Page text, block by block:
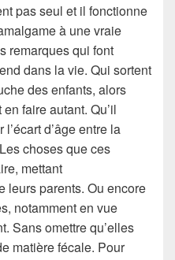
pas seul et il fonctionne
à une vraie
remarques qui font
dans la vie. Qui sortent
des enfants, alors
faire autant. Qu’il
l’écart d’âge entre la
choses que ces
mettant
leurs parents. Ou encore
notamment en vue
Sans omettre qu’elles
matière fécale. Pour